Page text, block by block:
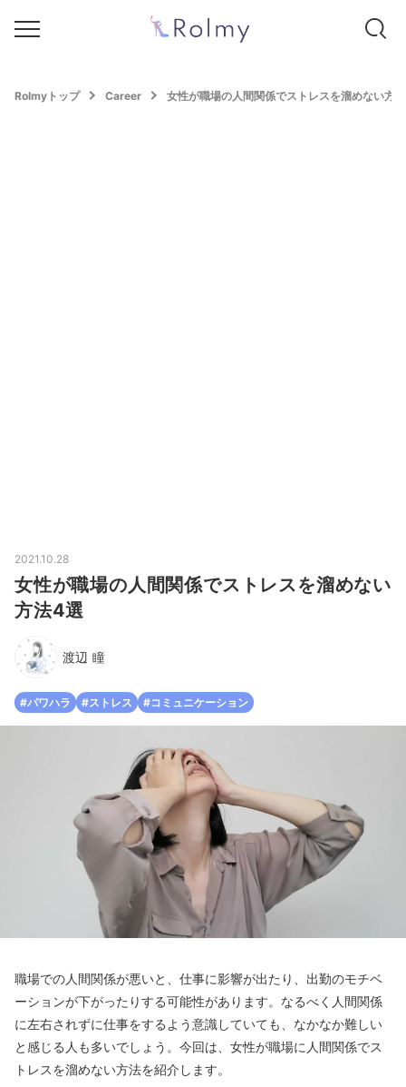
Rolmyトップ Career 女性が職場の人間関係でストレスを溜めない方
2021.10.28
女性が職場の人間関係でストレスを溜めない
方法4選
渡辺 瞳
#パワハラ #ストレス #コミュニケーション
職場での人間関係が悪いと、仕事に影響が出たり、出勤のモチベ
ーションが下がったりする可能性があります。なるべく人間関係
に左右されずに仕事をするよう意識していても、なかなか難しい
と感じる人も多いでしょう。今回は、女性が職場に人間関係でス
トレスを溜めない方法を紹介します。